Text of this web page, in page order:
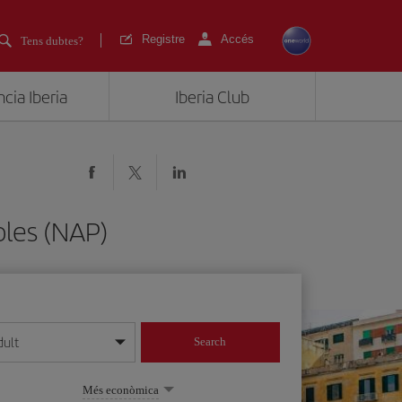
Tens dubtes? Registre Accés
Iberia Iberia Club
(NAP)
mes/any
Search
Més econòmica